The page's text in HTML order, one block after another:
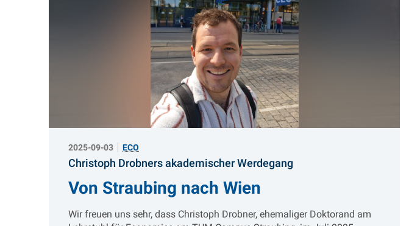
2025-09-03 ECO
Christoph Drobners akademischer Werdegang:
Von Straubing nach Wien
Wir freuen uns sehr, dass Christoph Drobner, ehemaliger Doktorand am